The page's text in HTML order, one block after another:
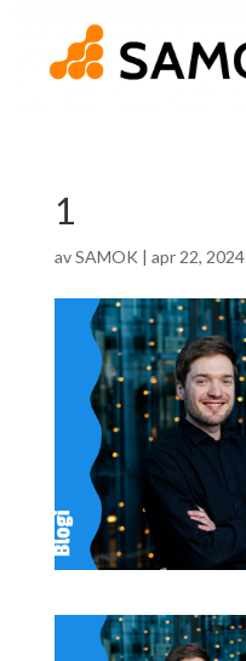
1
avSAMOK | apr 22, 2024